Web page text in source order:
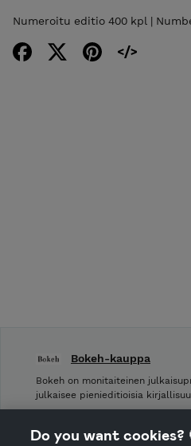
Numeroitu editio 400 kpl |
Bokeh-kauppa
Bokeh on monitaiteinen
julkaisee pienieditioisia
Shop privacy policy
Do you want cookies?